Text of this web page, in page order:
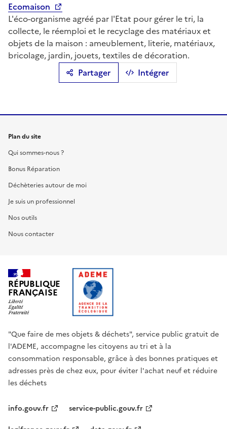
Partager Intégrer
Ecomaison
L'éco-organisme agréé par l'Etat pour gérer le tri, la
collecte, le réemploi et le recyclage des matériaux et
objets de la maison : ameublement, literie, matériaux,
bricolage, jardin, jouets, textiles de décoration.
Plan du site
Qui sommes-nous ?
Bonus Réparation
Déchèteries autour de moi
Je suis un professionnel
Nos outils
Nous contacter
RÉPUBLIQUE
FRANÇAISE
"Que faire de mes objets & déchets", service public gratuit de
l'ADEME, accompagne les citoyens au tri et à la
consommation responsable, grâce à des bonnes pratiques et
adresses près de chez eux, pour éviter l'achat neuf et réduire
les déchets
info.gouv.fr
service-public.gouv.fr